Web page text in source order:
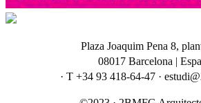
Plaza Joaquim Pena 8,
08017 Barcelona |
· T +34 93 418-64-47 ·